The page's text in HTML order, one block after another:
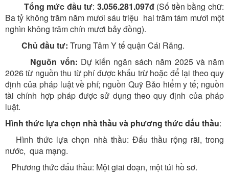
Tổng mức đầu tư: 3.056.281.097đ(Số tiền bằng chữ:
Ba tỷ không trăm năm mươi sáu triệu hai trăm tám mươi một
nghìn không trăm chín mươi bảy đồng).
Chủ đầu tư: Trung Tâm Y tế quận Cái Răng.
Nguồn vốn: Dự kiến ngân sách năm 2025 và năm
2026 từ nguồn thu từ phí được khấu trừ hoặc để lại theo quy
định của pháp luật về phí; nguồn Quỹ Bảo hiểm y tế; nguồn
tài chính hợp pháp được sử dụng theo quy định của pháp
luật.
Hình thức lựa chọn nhà thầu và phương thức đấu thầu:
Hình thức lựa chọn nhà thầu: Đấu thầu rộng rãi, trong
nước, qua mạng.
Phương thức đấu thầu: Một giai đoạn, một túi hồ sơ.